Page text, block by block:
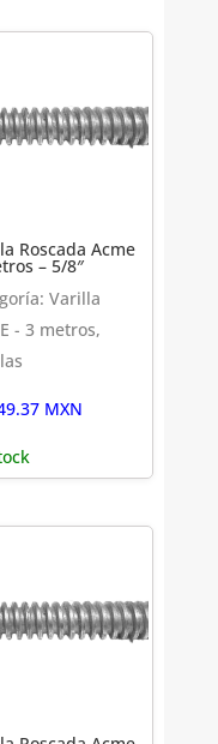
Roscada Acme
– 5/8″
Varilla
- 3 metros,
MXN